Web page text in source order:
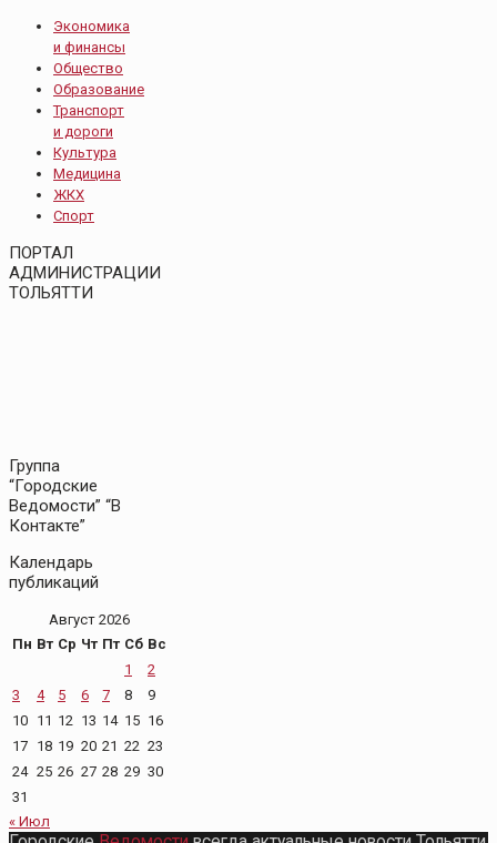
Экономика
и финансы
Общество
Образование
Транспорт
и дороги
Культура
Медицина
ЖКХ
Спорт
ПОРТАЛ
АДМИНИСТРАЦИИ
ТОЛЬЯТТИ
Группа
“Городские
Ведомости” “В
Контакте”
Календарь
публикаций
Август 2026
Пн Вт Ср Чт Пт Сб Вс
1
2
3
4 5 6 7 8
9
10 11 12 13 14 15 16
17 18 19 20 21 22 23
24 25 26 27 28 29 30
31
« Июл